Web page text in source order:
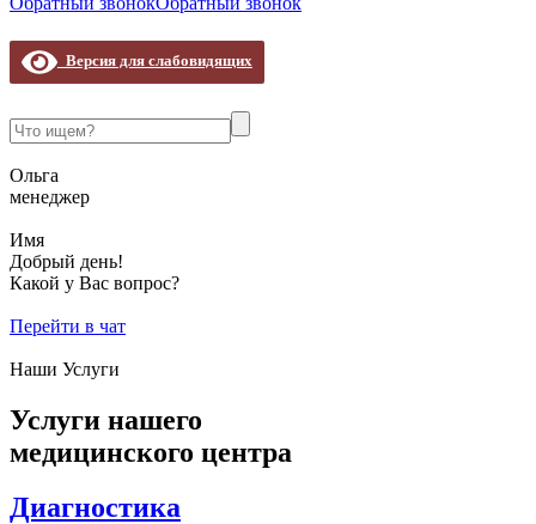
Версия для слабовидящих
Ольга
менеджер
Имя
Добрый день!
Какой у Вас вопрос?
Перейти в чат
Наши Услуги
Услуги нашего
медицинского центра
Диагностика